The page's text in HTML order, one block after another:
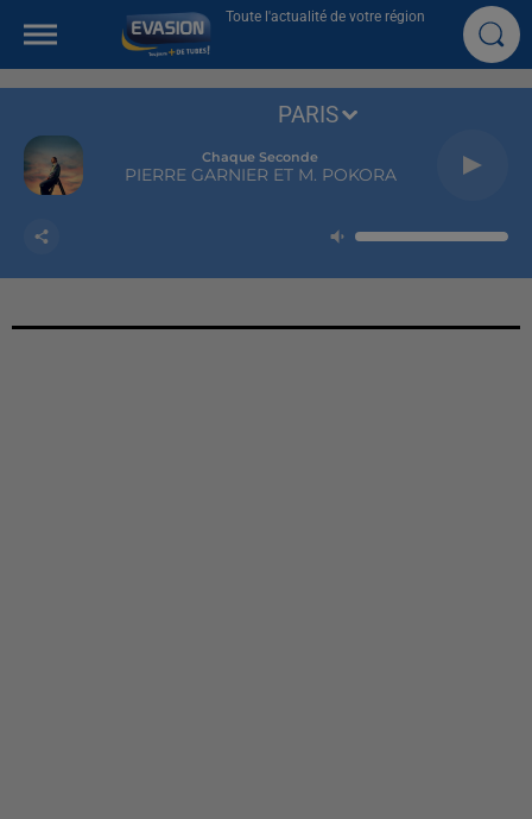
Toute l'actualité de votre région
Chaque Seconde
PIERRE GARNIER ET M. POKORA
PARIS